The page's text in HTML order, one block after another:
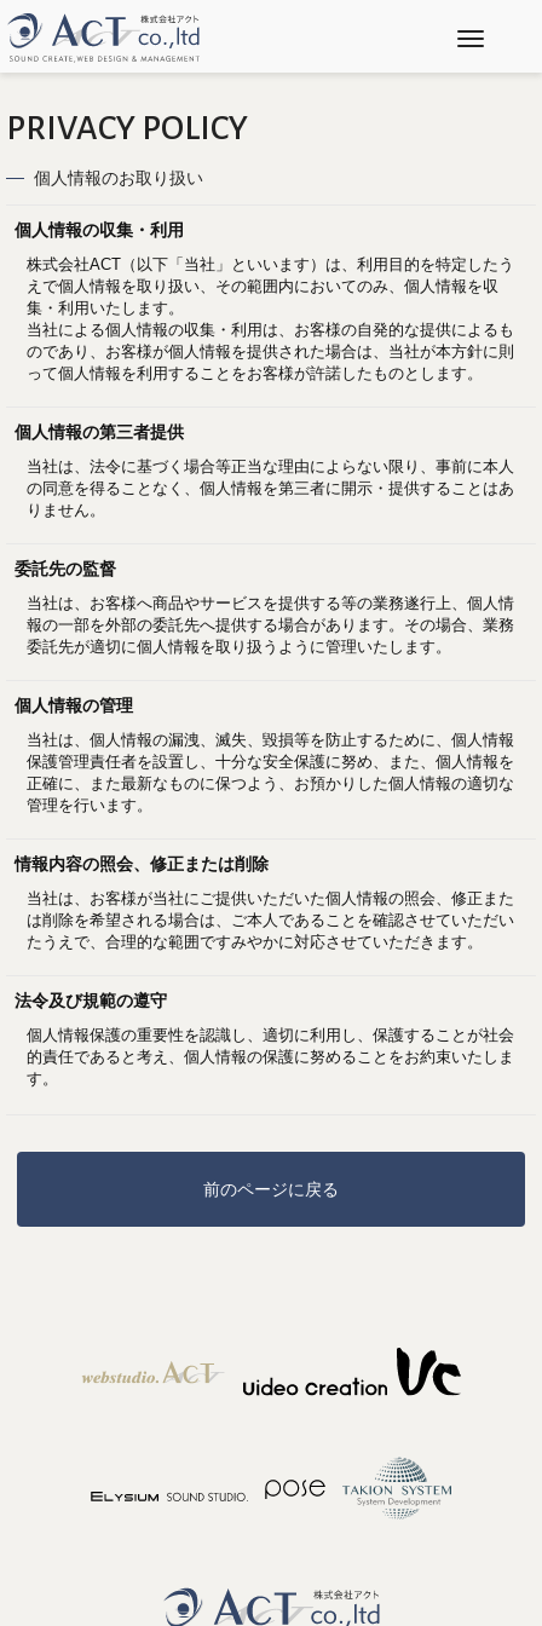
Toggle
PRIVACY POLICY
個人情報のお取り扱い
個人情報の収集・利用
株式会社ACT（以下「当社」といいます）は、利用目的を特定したう
えで個人情報を取り扱い、その範囲内においてのみ、個人情報を収
集・利用いたします。
当社による個人情報の収集・利用は、お客様の自発的な提供によるも
のであり、お客様が個人情報を提供された場合は、当社が本方針に則
って個人情報を利用することをお客様が許諾したものとします。
個人情報の第三者提供
当社は、法令に基づく場合等正当な理由によらない限り、事前に本人
の同意を得ることなく、個人情報を第三者に開示・提供することはあ
りません。
委託先の監督
当社は、お客様へ商品やサービスを提供する等の業務遂行上、個人情
報の一部を外部の委託先へ提供する場合があります。その場合、業務
委託先が適切に個人情報を取り扱うように管理いたします。
個人情報の管理
当社は、個人情報の漏洩、滅失、毀損等を防止するために、個人情報
保護管理責任者を設置し、十分な安全保護に努め、また、個人情報を
正確に、また最新なものに保つよう、お預かりした個人情報の適切な
管理を行います。
情報内容の照会、修正または削除
当社は、お客様が当社にご提供いただいた個人情報の照会、修正また
は削除を希望される場合は、ご本人であることを確認させていただい
たうえで、合理的な範囲ですみやかに対応させていただきます。
法令及び規範の遵守
個人情報保護の重要性を認識し、適切に利用し、保護することが社会
的責任であると考え、個人情報の保護に努めることをお約束いたしま
す。
前のページに戻る